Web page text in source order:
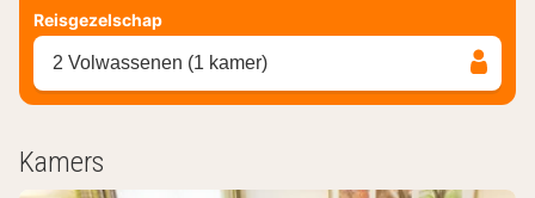
Reisgezelschap
2 Volwassenen (1 kamer)
Kamers